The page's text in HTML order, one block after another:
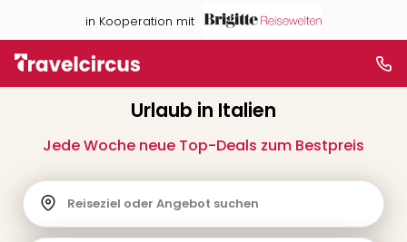
in Kooperation mit
Urlaub in Italien
Jede Woche neue Top-Deals zum Bestpreis
Reiseziel oder Angebot suchen